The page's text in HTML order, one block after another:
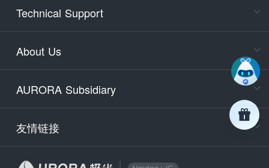
Technical Support
About Us
AURORA Subsidiary
友情链接
days)
9:30-
Email